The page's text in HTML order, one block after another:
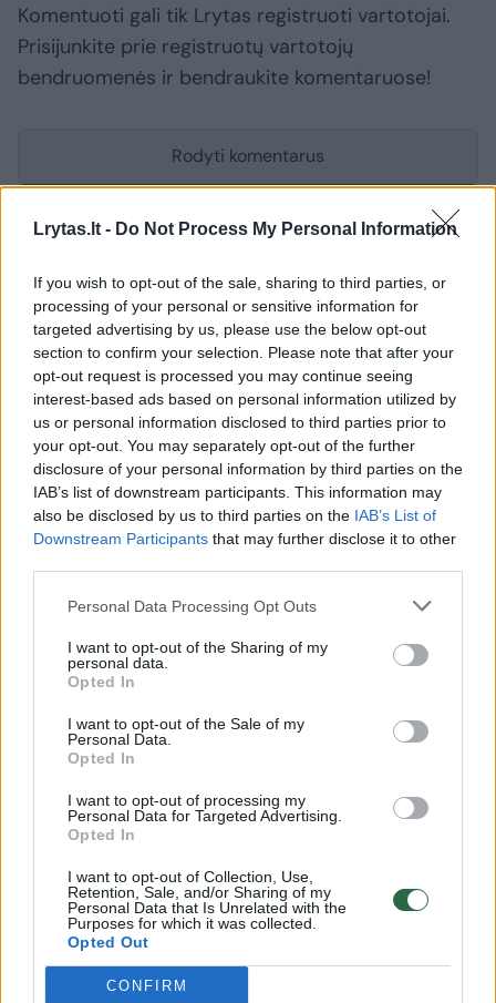
Lrytas.lt - Do Not Process My Personal Information
If you wish to opt-out of the sale, sharing to third parties, or
processing of your personal or sensitive information for
targeted advertising by us, please use the below opt-out
section to confirm your selection. Please note that after your
opt-out request is processed you may continue seeing
interest-based ads based on personal information utilized by
us or personal information disclosed to third parties prior to
your opt-out. You may separately opt-out of the further
disclosure of your personal information by third parties on the
IAB’s list of downstream participants. This information may
also be disclosed by us to third parties on the IAB’s List of
Downstream Participants that may further disclose it to other
Personal Data Processing Opt Outs
I want to opt-out of the Sharing of my
personal data.
Opted In
I want to opt-out of the Sale of my
Personal Data.
Opted In
I want to opt-out of processing my
Personal Data for Targeted Advertising.
Opted In
I want to opt-out of Collection, Use,
Retention, Sale, and/or Sharing of my
Personal Data that Is Unrelated with the
Purposes for which it was collected.
Opted Out
CONFIRM
Komentuoti gali tik Lrytas registruoti vartotojai.
Prisijunkite prie registruotų vartotojų
bendruomenės ir bendraukite komentaruose!
Rodyti komentarus
Mokslas ir IT Visata
Kita savaitė bus ypatinga: šią
dieną verta pasižymėti
kalendoriuje
2026 m. rugpjūčio 6 d. 16:51
Mėgėjai pasižvalgyti į dangų visoje
Europoje (ir Šiaurės Amerikoje) turėtų
savo kalendoriuose pažymėti rugpjūčio 12